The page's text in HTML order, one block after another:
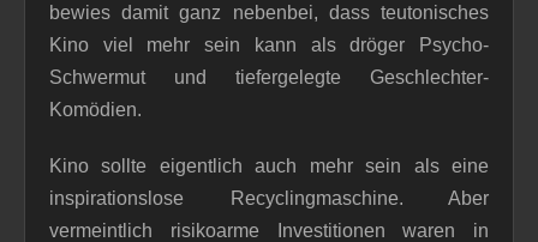
bewies damit ganz nebenbei, dass teutonisches
Kino viel mehr sein kann als dröger Psycho-
Schwermut und tiefergelegte Geschlechter-
Komödien.
Kino sollte eigentlich auch mehr sein als eine
inspirationslose Recyclingmaschine. Aber
vermeintlich risikoarme Investitionen waren in